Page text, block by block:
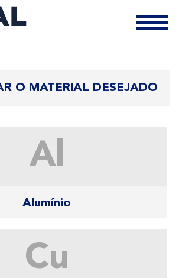
O MATERIAL DESEJADO
Al
Alumínio
Cu